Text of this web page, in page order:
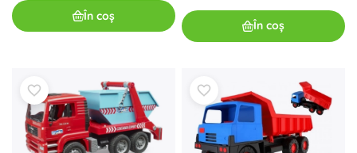
În coș
În coș